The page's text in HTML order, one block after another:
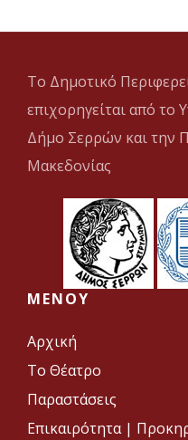
Το Δημοτικό
επιχορηγείται από το
Δήμο Σερρών και την
Μακεδονίας
MENOY
Αρχική
Το Θέατρο
Παραστάσεις
Επικαιρότητα |